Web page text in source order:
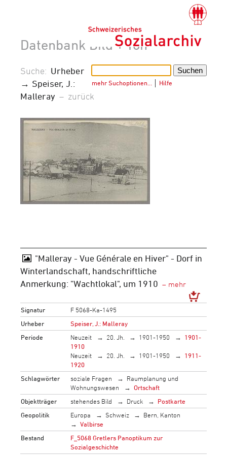
Datenbank Bild + Ton
mehr Suchoptionen… Hilfe
Suche: Urheber
→ Speiser, J.:
Malleray – zurück
"Malleray - Vue Générale en Hiver" - Dorf in
Winterlandschaft, handschriftliche
Anmerkung: "Wachtlokal", um 1910
Signatur
F 5068-Ka-1495
Urheber
Speiser, J.: Malleray
Periode
Neuzeit 20. Jh. 1901-1950
1901-
1910
Neuzeit
20. Jh. 1901-1950
1911-
1920
Schlagwörter
soziale Fragen
Raumplanung und
Wohnungswesen
Ortschaft
Objektträger
stehendes Bild Druck
Postkarte
Geopolitik
Europa Schweiz
Bern, Kanton
Valbirse
Bestand
F_5068 Gretlers Panoptikum zur
Sozialgeschichte